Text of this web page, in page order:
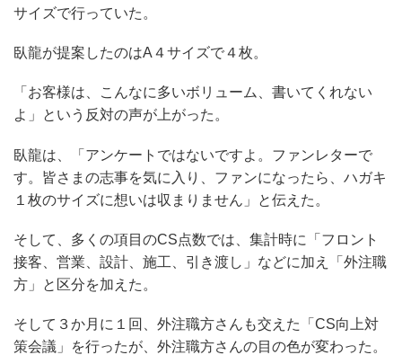
サイズで行っていた。
臥龍が提案したのはA４サイズで４枚。
「お客様は、こんなに多いボリューム、書いてくれない
よ」という反対の声が上がった。
臥龍は、「アンケートではないですよ。ファンレターで
す。皆さまの志事を気に入り、ファンになったら、ハガキ
１枚のサイズに想いは収まりません」と伝えた。
そして、多くの項目のCS点数では、集計時に「フロント
接客、営業、設計、施工、引き渡し」などに加え「外注職
方」と区分を加えた。
そして３か月に１回、外注職方さんも交えた「CS向上対
策会議」を行ったが、外注職方さんの目の色が変わった。